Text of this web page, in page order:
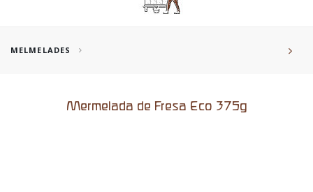
MELMELADES
Mermelada de Fresa Eco 375g